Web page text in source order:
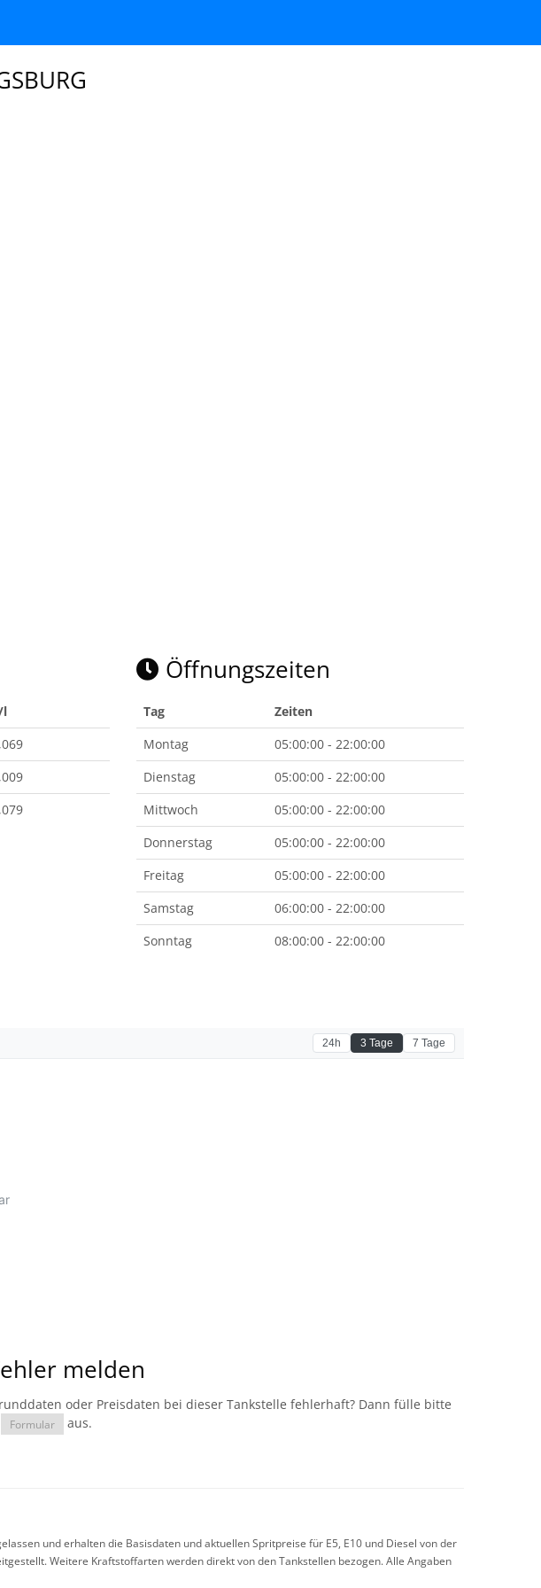
l
Öffnungszeiten
Tag
Zeiten
Montag
05:00:00 - 22:00:00
Dienstag
05:00:00 - 22:00:00
Mittwoch
05:00:00 - 22:00:00
Donnerstag
05:00:00 - 22:00:00
Freitag
05:00:00 - 22:00:00
Samstag
06:00:00 - 22:00:00
Sonntag
08:00:00 - 22:00:00
melden
oder Preisdaten bei dieser Tankstelle fehlerhaft? Dann fülle bitte
Formular aus.
und erhalten die Basisdaten und aktuellen Spritpreise für E5, E10 und Diesel von der
Weitere Kraftstoffarten werden direkt von den Tankstellen bezogen. Alle Angaben